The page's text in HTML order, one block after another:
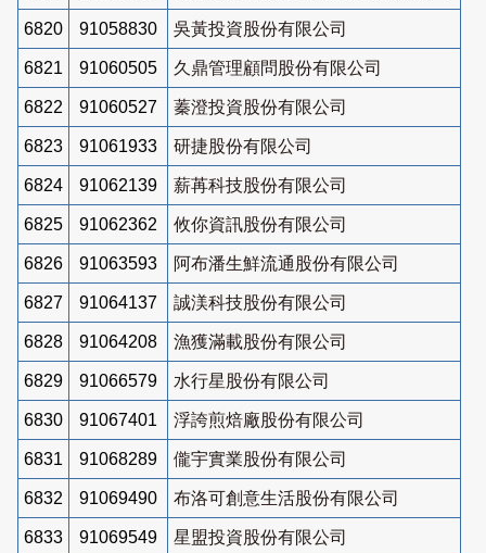
6820 91058830 吳黃投資股份有限公司
6821 91060505 久鼎管理顧問股份有限公司
6822 91060527 蓁澄投資股份有限公司
6823 91061933 研捷股份有限公司
6824 91062139 薪苒科技股份有限公司
6825 91062362 攸你資訊股份有限公司
6826 91063593 阿布潘生鮮流通股份有限公司
6827 91064137 誠渼科技股份有限公司
6828 91064208 漁獲滿載股份有限公司
6829 91066579 水行星股份有限公司
6830 91067401 浮誇煎焙廠股份有限公司
6831 91068289 儱宇實業股份有限公司
6832 91069490 布洛可創意生活股份有限公司
6833 91069549 星盟投資股份有限公司